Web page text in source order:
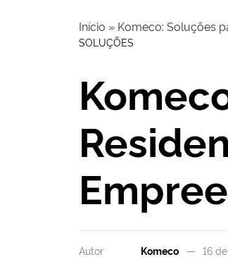
Início » Komeco: Soluções
SOLUÇÕES
Autor Komeco 16